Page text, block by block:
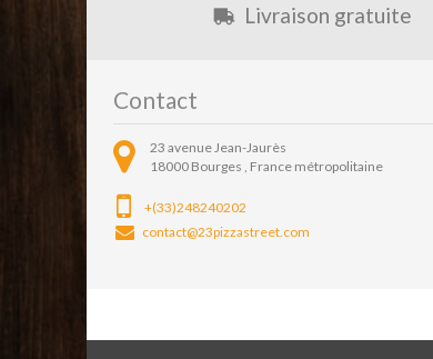
Livraison gratuite
Contact
23 avenue Jean-Jaurès
18000 Bourges , France métropolitaine
+(33)248240202
contact@23pizzastreet.com